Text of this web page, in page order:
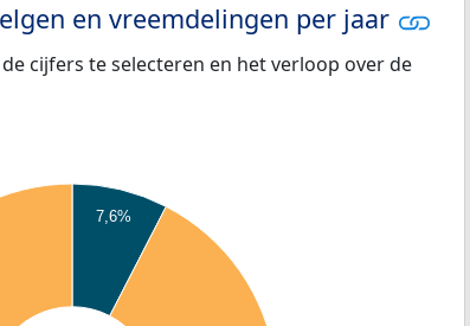
en vreemdelingen per jaar
cijfers te selecteren en het verloop over de
7,6%